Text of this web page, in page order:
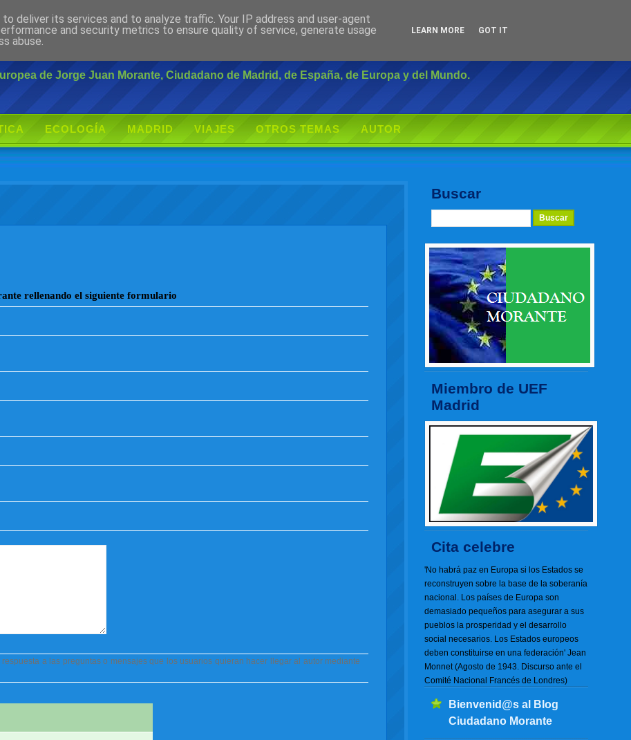
de Jorge Juan Morante, Ciudadano de Madrid, de España, de Europa y del Mundo.
ECOLOGÍA MADRID VIAJES OTROS TEMAS AUTOR
Buscar
Miembro de UEF
Madrid
Cita celebre
'No habrá paz en Europa si los Estados se
reconstruyen sobre la base de la soberanía
nacional. Los países de Europa son
demasiado pequeños para asegurar a sus
pueblos la prosperidad y el desarrollo
social necesarios. Los Estados europeos
deben constituirse en una federación' Jean
Monnet (Agosto de 1943. Discurso ante el
Comité Nacional Francés de Londres)
Bienvenid@s al Blog
Ciudadano Morante
rellenando el siguiente formulario
a las preguntas o mensajes que los usuarios quieran hacer llegar al autor mediante
deliver its services and to analyze traffic. Your IP address and user-agent
and security metrics to ensure quality of service, generate usage
abuse.
LEARN MORE GOT IT